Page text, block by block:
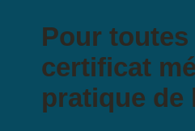
Pour
certificat
pratique de